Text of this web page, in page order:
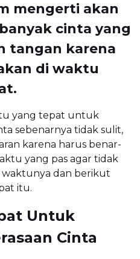
mengerti akan
cinta yang
tangan karena
di waktu
yang tepat untuk
sebenarnya tidak sulit,
karena harus benar-
yang pas agar tidak
waktunya dan berikut
itu.
Untuk
Cinta